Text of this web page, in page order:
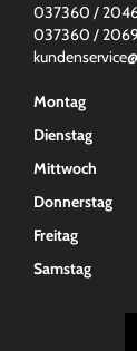
037360 /
037360 /
Montag
Dienstag
Mittwoch
Donnerstag
Freitag
Samstag